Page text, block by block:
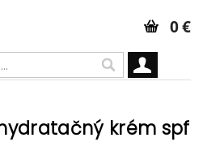
0 €
krém spf